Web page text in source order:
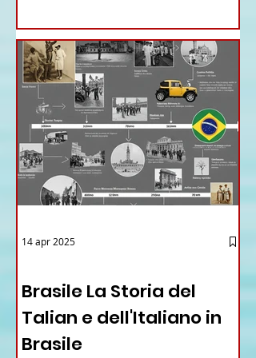
Brasile La Storia del
Talian e dell'Italiano in
Brasile
14 apr 2025